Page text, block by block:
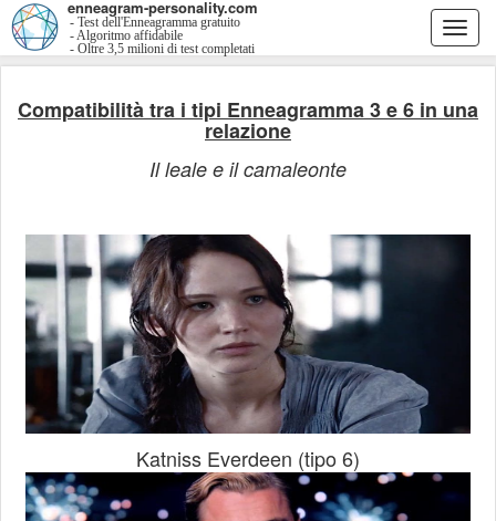
enneagram-personality.com
- Test dell'Enneagramma gratuito
- Algoritmo affidabile
- Oltre 3,5 milioni di test completati
Compatibilità tra i tipi Enneagramma 3 e 6 in una
relazione
Il leale e il camaleonte
Katniss Everdeen (tipo 6)